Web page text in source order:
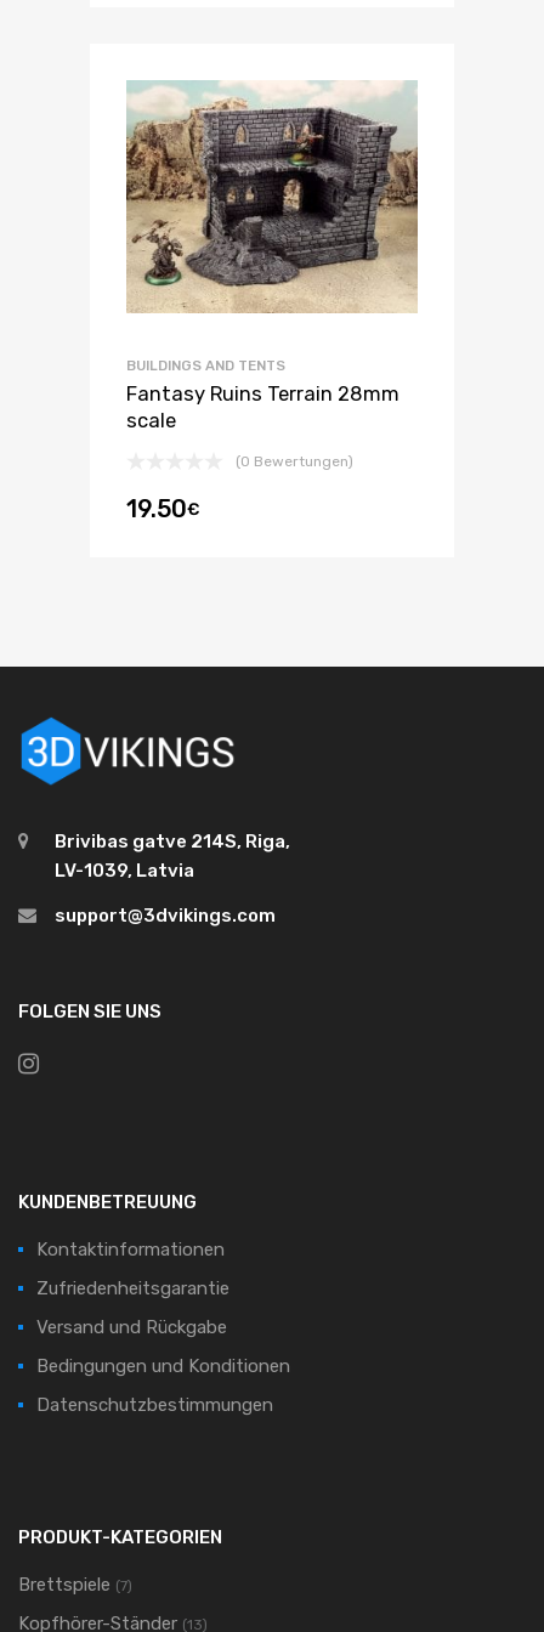
BUILDINGS AND TENTS
Fantasy Ruins Terrain 28mm
scale
(0 Bewertungen)
19.50€
Brivibas gatve 214S, Riga,
LV-1039, Latvia
support@3dvikings.com
FOLGEN SIE UNS
KUNDENBETREUUNG
Kontaktinformationen
Zufriedenheitsgarantie
Versand und Rückgabe
Bedingungen und Konditionen
Datenschutzbestimmungen
PRODUKT-KATEGORIEN
Brettspiele (7)
Kopfhörer-Ständer (13)